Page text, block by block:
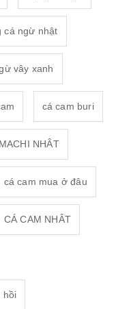
cá ngừ nhật
vây xanh
cá cam buri
NHÂT
cá cam mua ở đâu
CÁ CAM NHÂT
hồi